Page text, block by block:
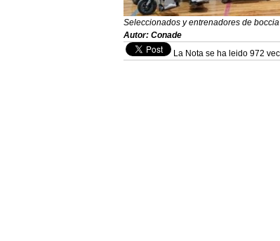
Seleccionados y entrenadores de
Autor: Conade
La Nota se ha leido 972